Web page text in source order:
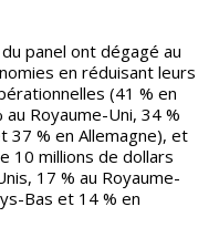
panel ont dégagé au
en réduisant leurs
(41 % en
Royaume-Uni, 34 %
37 % en Allemagne), et
10 millions de dollars
17 % au Royaume-
Bas et 14 % en